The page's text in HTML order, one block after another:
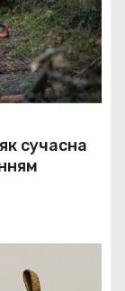
сучасна